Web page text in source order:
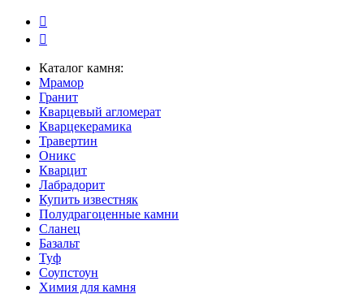
Каталог камня:
Мрамор
Гранит
Кварцевый агломерат
Кварцекерамика
Травертин
Оникс
Кварцит
Лабрадорит
Купить известняк
Полудрагоценные камни
Сланец
Базальт
Туф
Соупстоун
Химия для камня